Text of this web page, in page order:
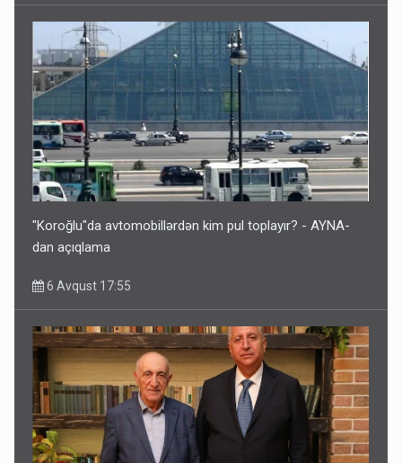
"Koroğlu"da avtomobillərdən kim pul toplayır? - AYNA-
dan açıqlama
6 Avqust 17:55